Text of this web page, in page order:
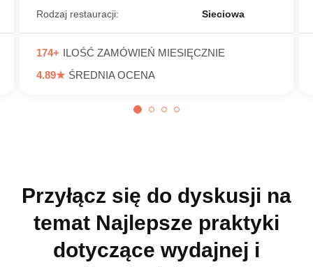
Rodzaj restauracji:
Sieciowa
174+ ILOŚĆ ZAMÓWIEŃ MIESIĘCZNIE
4.89★ ŚREDNIA OCENA
Przyłącz się do dyskusji na
temat Najlepsze praktyki
dotyczące wydajnej i